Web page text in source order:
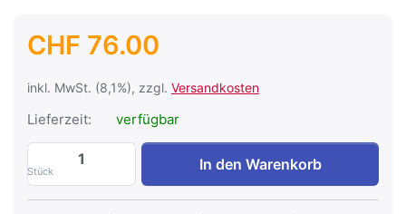
CHF 76.00
inkl. MwSt. (8,1%), zzgl. Versandkosten
Lieferzeit: verfügbar
Stück
LED Scheinwerfer, IP65, 12/24V, 50W,
In den Warenkorb